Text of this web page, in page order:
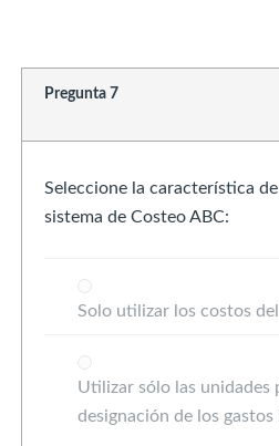
Pregunta 7
Seleccione la característica
sistema de Costeo ABC:
Solo utilizar los costos
Utilizar sólo las unidades
designación de los